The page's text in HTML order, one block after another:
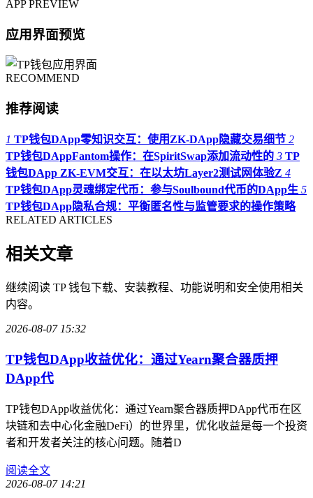
APP PREVIEW
应用界面预览
RECOMMEND
推荐阅读
1 TP钱包DApp零知识交互：使用ZK-DApp隐藏交易细节 2
TP钱包DAppFantom操作：在SpiritSwap添加流动性的 3 TP
钱包DApp ZK-EVM交互：在以太坊Layer2测试网体验Z 4
TP钱包DApp灵魂绑定代币：参与Soulbound代币的DApp生 5
TP钱包DApp隐私合规：平衡匿名性与监管要求的操作策略
RELATED ARTICLES
相关文章
继续阅读 TP 钱包下载、安装教程、功能说明和安全使用相关
内容。
2026-08-07 15:32
TP钱包DApp收益优化：通过Yearn聚合器质押
DApp代
TP钱包DApp收益优化：通过Yearn聚合器质押DApp代币在区
块链和去中心化金融DeFi）的世界里，优化收益是每一个投资
者和开发者关注的核心问题。随着D
阅读全文
2026-08-07 14:21